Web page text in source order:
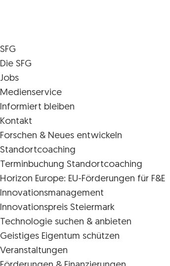
SFG
Die SFG
Jobs
Medienservice
Informiert bleiben
Kontakt
Forschen & Neues entwickeln
Standortcoaching
Terminbuchung Standortcoaching
Horizon Europe: EU-Förderungen für F&E
Innovations­management
Innovationspreis Steiermark
Technologie suchen & anbieten
Geistiges Eigentum schützen
Veranstaltungen